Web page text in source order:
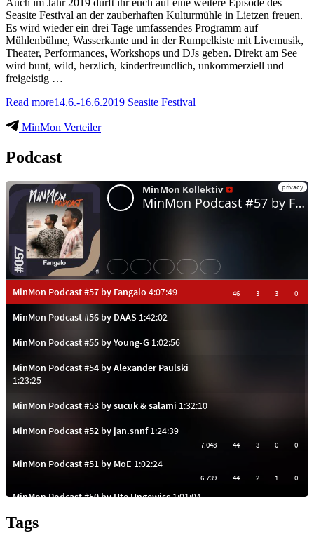
Auch im Jahr 2019 dürft ihr euch auf eine weitere Episode des
Seasite Festival an der zauberhaften Kulturmühle in Lietzen freuen.
Es wird wieder ein drei Tage umfassendes Programm auf
Mühlenbühne, Wasserkante und in der Rumpelkiste mit Livemusik,
Theater, Performances, Workshops und DJs geben. Direkt am See
wird bunt, wild, herzlich, kinderfreundlich, unkommerziell und
freigeistig …
Read more14.6.-16.6.2019 Seasite Festival
MinMon Verteiler
Podcast
Tags